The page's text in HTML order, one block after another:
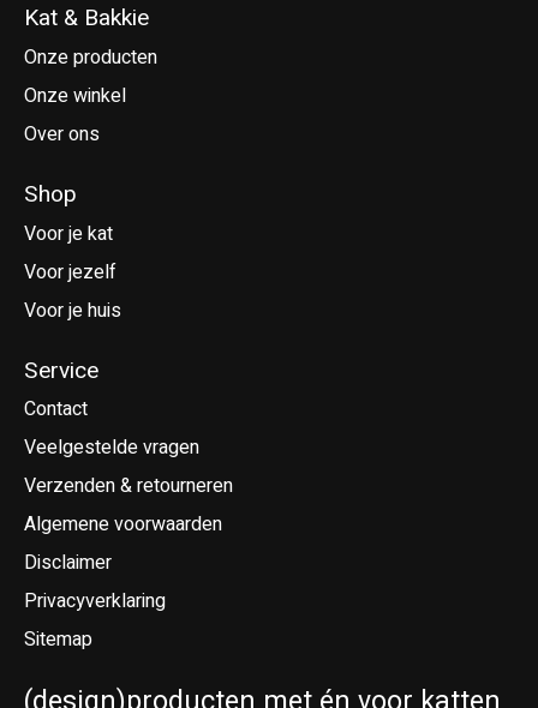
Kat & Bakkie
Onze producten
Onze winkel
Over ons
Shop
Voor je kat
Voor jezelf
Voor je huis
Service
Contact
Veelgestelde vragen
Verzenden & retourneren
Algemene voorwaarden
Disclaimer
Privacyverklaring
Sitemap